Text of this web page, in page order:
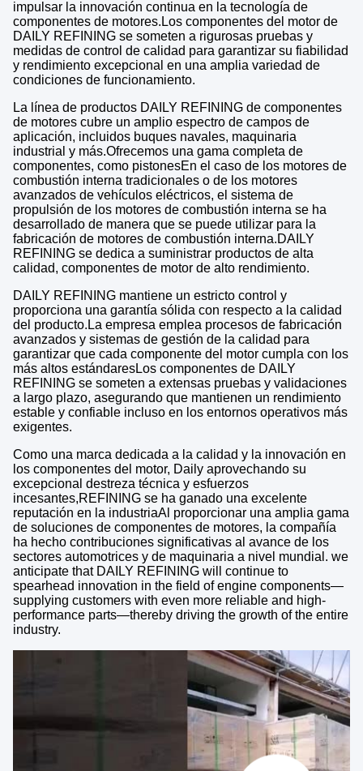
impulsar la innovación continua en la tecnología de
componentes de motores.Los componentes del motor de
DAILY REFINING se someten a rigurosas pruebas y
medidas de control de calidad para garantizar su fiabilidad
y rendimiento excepcional en una amplia variedad de
condiciones de funcionamiento.
La línea de productos DAILY REFINING de componentes
de motores cubre un amplio espectro de campos de
aplicación, incluidos buques navales, maquinaria
industrial y más.Ofrecemos una gama completa de
componentes, como pistonesEn el caso de los motores de
combustión interna tradicionales o de los motores
avanzados de vehículos eléctricos, el sistema de
propulsión de los motores de combustión interna se ha
desarrollado de manera que se puede utilizar para la
fabricación de motores de combustión interna.DAILY
REFINING se dedica a suministrar productos de alta
calidad, componentes de motor de alto rendimiento.
DAILY REFINING mantiene un estricto control y
proporciona una garantía sólida con respecto a la calidad
del producto.La empresa emplea procesos de fabricación
avanzados y sistemas de gestión de la calidad para
garantizar que cada componente del motor cumpla con los
más altos estándaresLos componentes de DAILY
REFINING se someten a extensas pruebas y validaciones
a largo plazo, asegurando que mantienen un rendimiento
estable y confiable incluso en los entornos operativos más
exigentes.
Como una marca dedicada a la calidad y la innovación en
los componentes del motor, Daily aprovechando su
excepcional destreza técnica y esfuerzos
incesantes,REFINING se ha ganado una excelente
reputación en la industriaAl proporcionar una amplia gama
de soluciones de componentes de motores, la compañía
ha hecho contribuciones significativas al avance de los
sectores automotrices y de maquinaria a nivel mundial. we
anticipate that DAILY REFINING will continue to
spearhead innovation in the field of engine components—
supplying customers with even more reliable and high-
performance parts—thereby driving the growth of the entire
industry.